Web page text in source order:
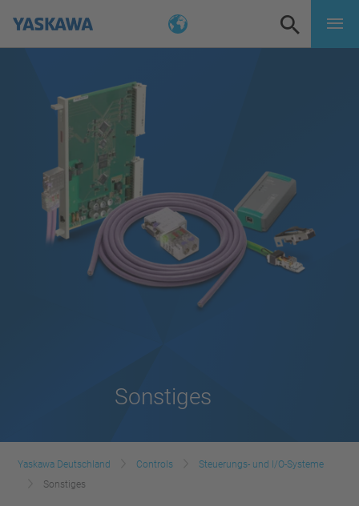
Sonstiges
Yaskawa Deutschland Controls
Steuerungs- und I/O-Systeme
Sonstiges